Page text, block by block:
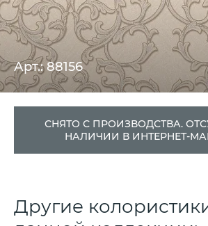
Арт.: 88156
СНЯТО С ПРОИЗВОДСТВА.
НАЛИЧИИ В ИНТЕРНЕТ-
Другие